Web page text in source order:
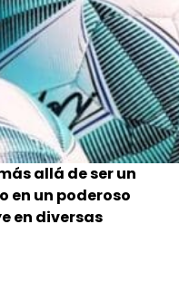
allá de ser un
en un poderoso
en diversas